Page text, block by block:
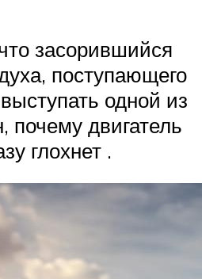
засорившийся
поступающего
одной из
почему двигатель
глохнет .